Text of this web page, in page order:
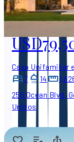
Casa Unifamiliar
7
14
255 Ocean Blvd,
Unidos